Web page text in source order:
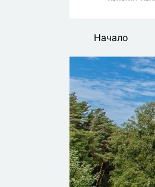
Main
header
menu
Начало